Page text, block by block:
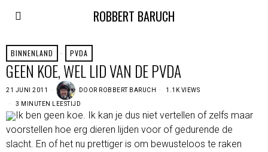
ROBBERT BARUCH
BINNENLAND · PVDA
GEEN KOE, WEL LID VAN DE PVDA
21 JUNI 2011 DOOR ROBBERT BARUCH 1.1K VIEWS
3 MINUTEN LEESTIJD
Ik ben geen koe. Ik kan je dus niet vertellen of zelfs maar
voorstellen hoe erg dieren lijden voor of gedurende de
slacht. En of het nu prettiger is om bewusteloos te raken